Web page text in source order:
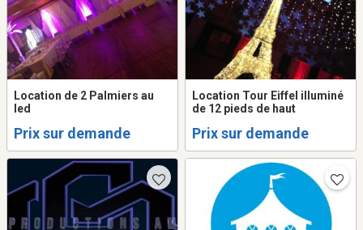
Location de 2 Palmiers au
led
Prix sur demande
Location Tour Eiffel illuminé
de 12 pieds de haut
Prix sur demande